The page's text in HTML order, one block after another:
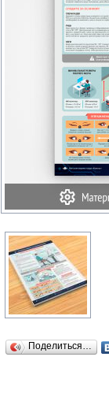
Поделиться…